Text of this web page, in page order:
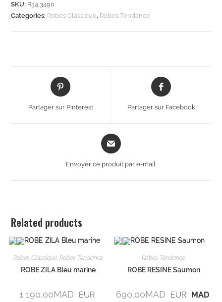
SKU: R34 3490
Categories: Robes Classique, Robes Tendance
Partager sur Pinterest Partager sur Facebook
Envoyer ce produit par e-mail
Related products
Robes Classique ,Robes Tendance
ROBE ZILA Bleu marine
1 190,00MAD
EUR
Robes Tendance
ROBE RESINE Saumon
690,00MAD EUR MAD